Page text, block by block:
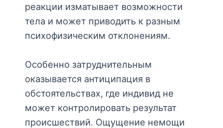
реакции изматывает возможности
тела и может приводить к разным
психофизическим отклонениям.
Особенно затруднительным
оказывается антиципация в
обстоятельствах, где индивид не
может контролировать результат
происшествий. Ощущение немощи